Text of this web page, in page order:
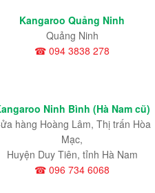
Kangaroo Quảng Ninh
Quảng Ninh
☎ 094 3838 278
Ninh Bình (Hà Nam cũ)
hàng Hoàng Lâm, Thị trấn Hòa
Mạc,
Huyện Duy Tiên, tỉnh Hà Nam
☎ 096 734 6068